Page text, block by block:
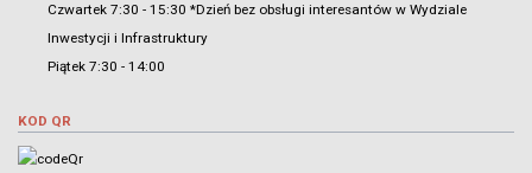
Czwartek 7:30 - 15:30 *Dzień bez obsługi interesantów w Wydziale
Inwestycji i Infrastruktury
Piątek 7:30 - 14:00
KOD QR